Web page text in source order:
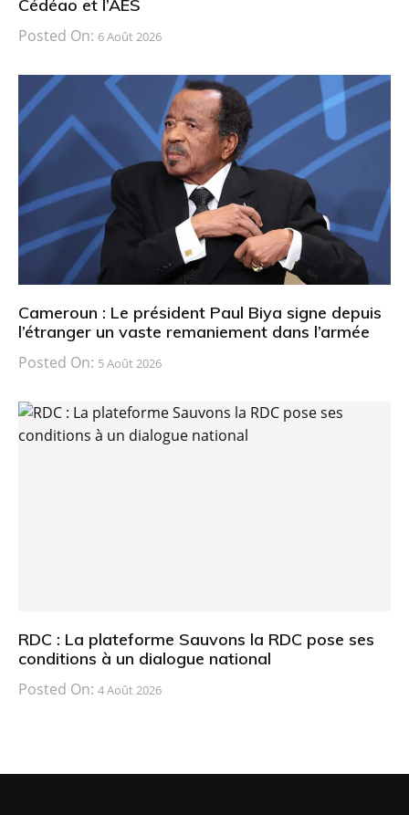
Cédéao et l’AES
Posted On: 6 Août 2026
Cameroun : Le président Paul Biya signe depuis
l’étranger un vaste remaniement dans l’armée
Posted On: 5 Août 2026
RDC : La plateforme Sauvons la RDC pose ses
conditions à un dialogue national
Posted On: 4 Août 2026